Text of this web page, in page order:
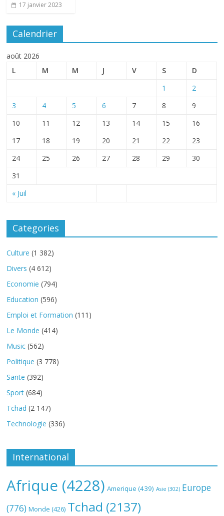
17 janvier 2023
Calendrier
août 2026
L
M M J V S D
« Juil
1
2
3
4 5 6 7 8
9
10
11 12 13 14 15
16
17
18 19 20 21 22
23
24
25 26 27 28 29
30
31
Categories
Culture (1 382)
Divers (4 612)
Economie (794)
Education (596)
Emploi et Formation (111)
Le Monde (414)
Music (562)
Politique (3 778)
Sante (392)
Sport (684)
Tchad (2 147)
Technologie (336)
International
Afrique (4228) Amerique (439) Asie (302) Europe
(776) Monde (426) Tchad (2137)